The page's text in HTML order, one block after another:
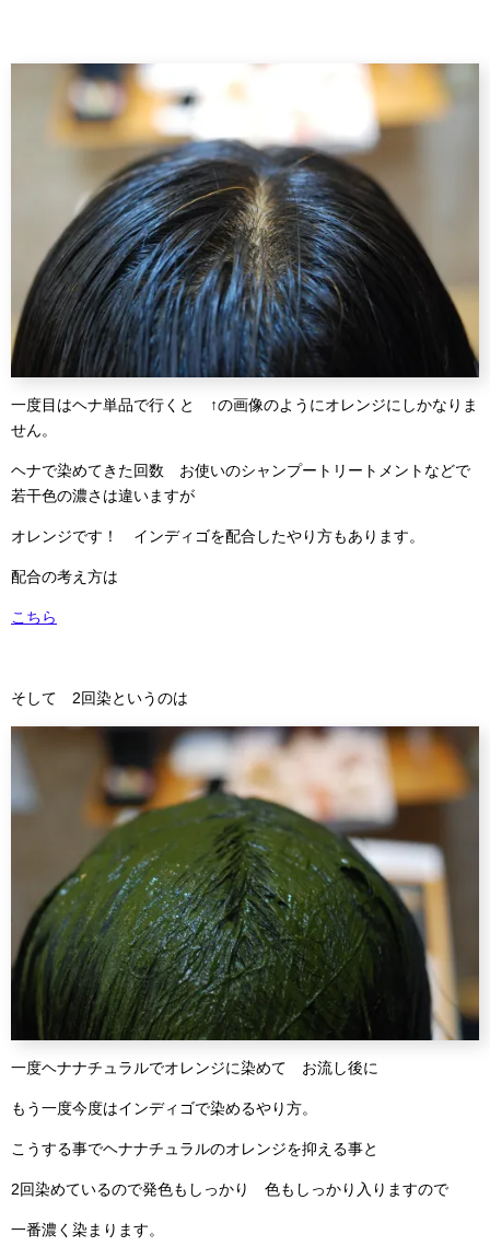
一度目はヘナ単品で行くと ↑の画像のようにオレンジにしかなりま
せん。
ヘナで染めてきた回数 お使いのシャンプートリートメントなどで
若干色の濃さは違いますが
オレンジです！ インディゴを配合したやり方もあります。
配合の考え方は
こちら
そして 2回染というのは
一度ヘナナチュラルでオレンジに染めて お流し後に
もう一度今度はインディゴで染めるやり方。
こうする事でヘナナチュラルのオレンジを抑える事と
2回染めているので発色もしっかり 色もしっかり入りますので
一番濃く染まります。